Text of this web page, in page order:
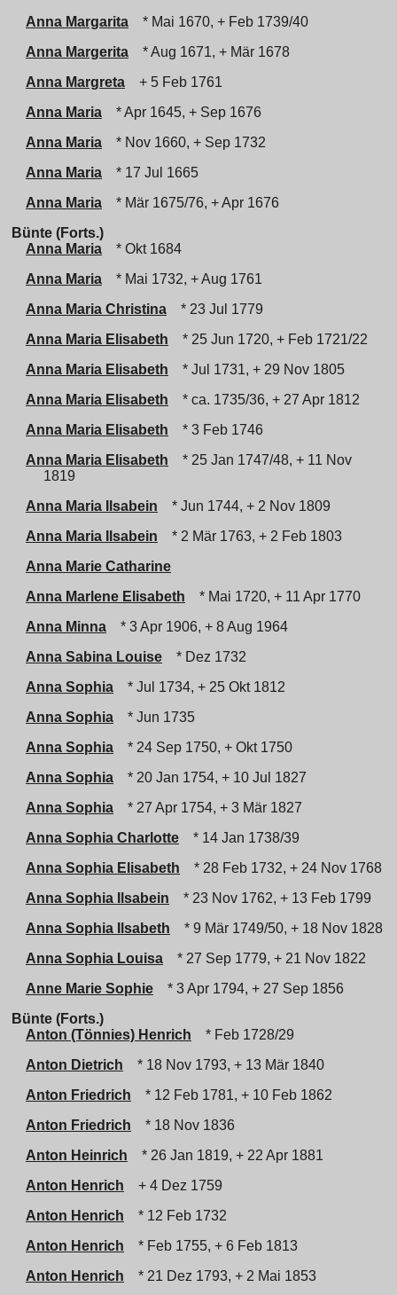
Anna Margarita
* Mai 1670, + Feb 1739/40
Anna Margerita
* Aug 1671, + Mär 1678
Anna Margreta
+ 5 Feb 1761
Anna Maria
* Apr 1645, + Sep 1676
Anna Maria
* Nov 1660, + Sep 1732
Anna Maria
* 17 Jul 1665
Anna Maria
* Mär 1675/76, + Apr 1676
Bünte (Forts.)
Anna Maria
* Okt 1684
Anna Maria
* Mai 1732, + Aug 1761
Anna Maria Christina
* 23 Jul 1779
Anna Maria Elisabeth
* 25 Jun 1720, + Feb 1721/22
Anna Maria Elisabeth
* Jul 1731, + 29 Nov 1805
Anna Maria Elisabeth
* ca. 1735/36, + 27 Apr 1812
Anna Maria Elisabeth
* 3 Feb 1746
Anna Maria Elisabeth
* 25 Jan 1747/48, + 11 Nov
1819
Anna Maria Ilsabein
* Jun 1744, + 2 Nov 1809
Anna Maria Ilsabein
* 2 Mär 1763, + 2 Feb 1803
Anna Marie Catharine
Anna Marlene Elisabeth
* Mai 1720, + 11 Apr 1770
Anna Minna
* 3 Apr 1906, + 8 Aug 1964
Anna Sabina Louise
* Dez 1732
Anna Sophia
* Jul 1734, + 25 Okt 1812
Anna Sophia
* Jun 1735
Anna Sophia
* 24 Sep 1750, + Okt 1750
Anna Sophia
* 20 Jan 1754, + 10 Jul 1827
Anna Sophia
* 27 Apr 1754, + 3 Mär 1827
Anna Sophia Charlotte
* 14 Jan 1738/39
Anna Sophia Elisabeth
* 28 Feb 1732, + 24 Nov 1768
Anna Sophia Ilsabein
* 23 Nov 1762, + 13 Feb 1799
Anna Sophia Ilsabeth
* 9 Mär 1749/50, + 18 Nov 1828
Anna Sophia Louisa
* 27 Sep 1779, + 21 Nov 1822
Anne Marie Sophie
* 3 Apr 1794, + 27 Sep 1856
Bünte (Forts.)
Anton (Tönnies) Henrich
* Feb 1728/29
Anton Dietrich
* 18 Nov 1793, + 13 Mär 1840
Anton Friedrich
* 12 Feb 1781, + 10 Feb 1862
Anton Friedrich
* 18 Nov 1836
Anton Heinrich
* 26 Jan 1819, + 22 Apr 1881
Anton Henrich
+ 4 Dez 1759
Anton Henrich
* 12 Feb 1732
Anton Henrich
* Feb 1755, + 6 Feb 1813
Anton Henrich
* 21 Dez 1793, + 2 Mai 1853